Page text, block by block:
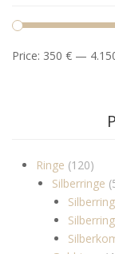
Price: 350 € —
Ringe (120)
Silberringe